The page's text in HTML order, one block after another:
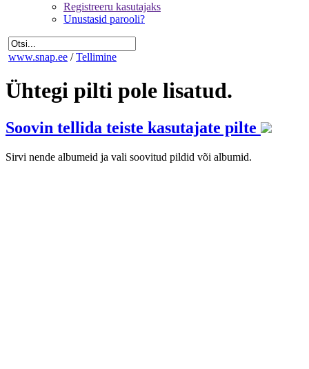
Registreeru kasutajaks
Unustasid parooli?
www.snap.ee / Tellimine
Ühtegi pilti pole lisatud.
Soovin tellida teiste kasutajate pilte
Sirvi nende albumeid ja vali soovitud pildid või albumid.